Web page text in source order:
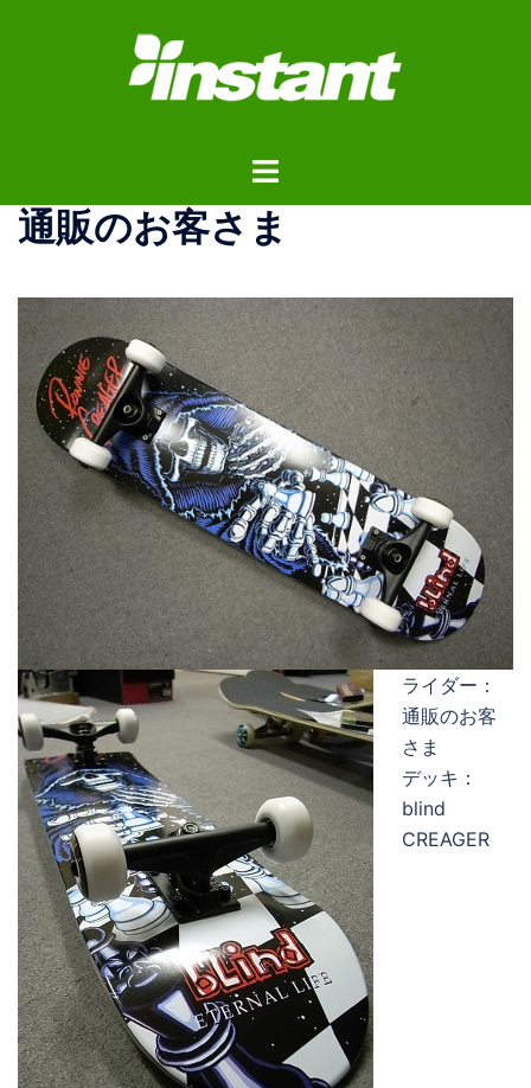
ス
ト
ル
ュ
ー
通販のお客さま
ライダー：
通販のお客
さま
デッキ：
blind
CREAGER